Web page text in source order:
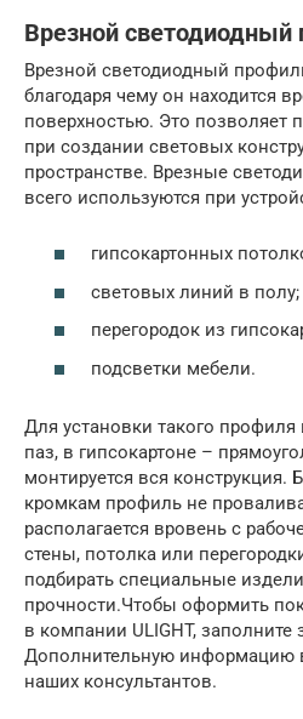
Врезной светодиодный
Врезной светодиодный
благодаря чему он находится
поверхностью. Это позволяет
при создании световых
пространстве. Врезные
всего используются при
гипсокартонных
световых линий в полу;
перегородок из
подсветки мебели.
Для установки такого
паз, в гипсокартоне –
монтируется вся конструкция.
кромкам профиль не
располагается вровень с
стены, потолка или
подбирать специальные
прочности.Чтобы оформить
в компании ULIGHT, заполните
Дополнительную информацию
наших консультантов.